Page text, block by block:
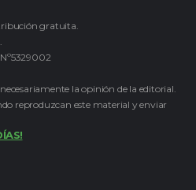
gratuita.
la opinión de la editorial.
reproduzcan este material y enviar